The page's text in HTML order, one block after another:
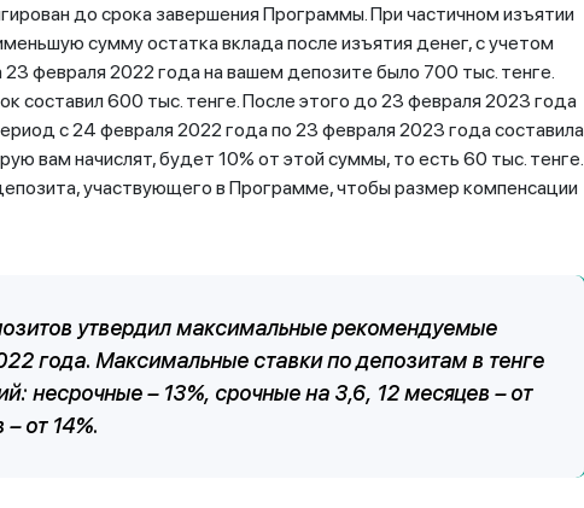
до срока завершения Программы. При частичном изъятии
сумму остатка вклада после изъятия денег, с учетом
февраля 2022 года на вашем депозите было 700 тыс. тенге.
составил 600 тыс. тенге. После этого до 23 февраля 2023 года
с 24 февраля 2022 года по 23 февраля 2023 года составила
вам начислят, будет 10% от этой суммы, то есть 60 тыс. тенге.
участвующего в Программе, чтобы размер компенсации
утвердил максимальные рекомендуемые
года. Максимальные ставки по депозитам в тенге
несрочные – 13%, срочные на 3,6, 12 месяцев – от
от 14%.